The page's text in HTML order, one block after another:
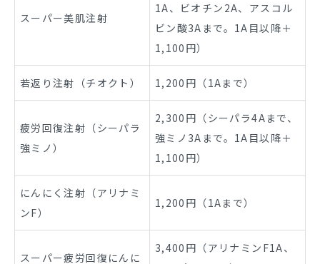
スーパー美肌注射
1A、ビオチン2A、アスコル
ビン酸3Aまで。1A目以降＋
1,100円）
若返り注射（チオクト） 1,200円（1Aまで）
疲労回復注射（シーパラ
強ミノ）
2,300円（シーパラ4Aまで、
強ミノ3Aまで。1A目以降＋
1,100円）
にんにく注射（アリナミ
ンF）
1,200円（1Aまで）
スーパー疲労回復にんに
3,400円（アリナミンF1A、